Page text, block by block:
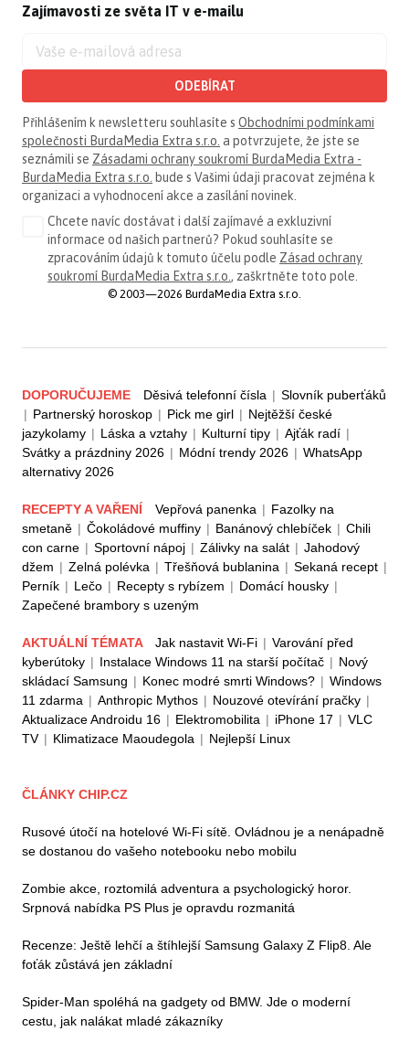
Zajímavosti ze světa IT v e-mailu
ODEBÍRAT
Přihlášením k newsletteru souhlasíte s Obchodními podmínkami
společnosti BurdaMedia Extra s.r.o. a potvrzujete, že jste se
seznámili se Zásadami ochrany soukromí BurdaMedia Extra -
BurdaMedia Extra s.r.o. bude s Vašimi údaji pracovat zejména k
organizaci a vyhodnocení akce a zasílání novinek.
Chcete navíc dostávat i další zajímavé a exkluzivní
informace od našich partnerů? Pokud souhlasíte se
zpracováním údajů k tomuto účelu podle Zásad ochrany
soukromí BurdaMedia Extra s.r.o. , zaškrtněte toto pole.
© 2003—2026 BurdaMedia Extra s.r.o.
DOPORUČUJEME Děsivá telefonní čísla | Slovník puberťáků
| Partnerský horoskop | Pick me girl | Nejtěžší české
jazykolamy | Láska a vztahy | Kulturní tipy | Ajťák radí |
Svátky a prázdniny 2026 | Módní trendy 2026 | WhatsApp
alternativy 2026
RECEPTY A VAŘENÍ Vepřová panenka | Fazolky na
smetaně | Čokoládové muffiny | Banánový chlebíček | Chili
con carne | Sportovní nápoj | Zálivky na salát | Jahodový
džem | Zelná polévka | Třešňová bublanina | Sekaná recept |
Perník | Lečo | Recepty s rybízem | Domácí housky |
Zapečené brambory s uzeným
AKTUÁLNÍ TÉMATA Jak nastavit Wi-Fi | Varování před
kyberútoky | Instalace Windows 11 na starší počítač | Nový
skládací Samsung | Konec modré smrti Windows? | Windows
11 zdarma | Anthropic Mythos | Nouzové otevírání pračky |
Aktualizace Androidu 16 | Elektromobilita | iPhone 17 | VLC
TV | Klimatizace Maoudegola | Nejlepší Linux
ČLÁNKY CHIP.CZ
Rusové útočí na hotelové Wi-Fi sítě. Ovládnou je a nenápadně
se dostanou do vašeho notebooku nebo mobilu
Zombie akce, roztomilá adventura a psychologický horor.
Srpnová nabídka PS Plus je opravdu rozmanitá
Recenze: Ještě lehčí a štíhlejší Samsung Galaxy Z Flip8. Ale
foťák zůstává jen základní
Spider-Man spoléhá na gadgety od BMW. Jde o moderní
cestu, jak nalákat mladé zákazníky